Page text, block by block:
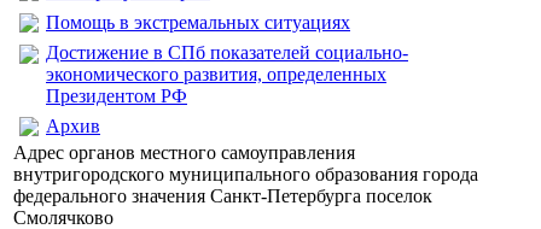
Помощь в экстремальных ситуациях
Достижение в СПб показателей социально-
экономического развития, определенных
Президентом РФ
Архив
Адрес органов местного самоуправления
внутригородского муниципального образования города
федерального значения Санкт-Петербурга поселок
Смолячково